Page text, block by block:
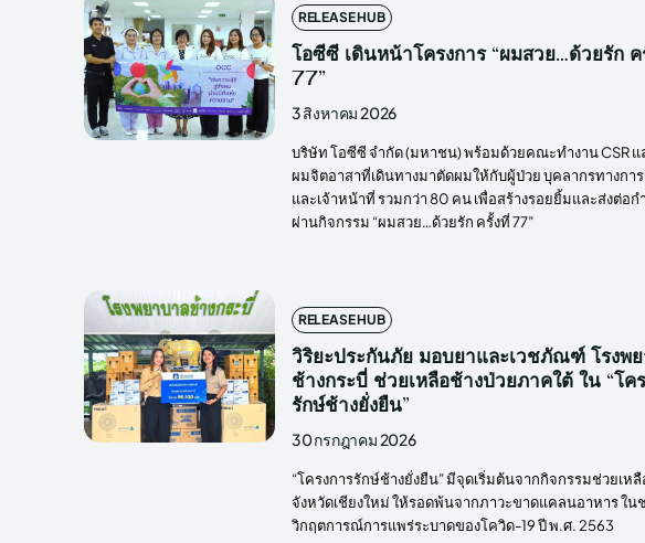
RELEASE HUB
โอซีซี เดินหน้าโครงการ “ผมสวย…ด้วยรัก ค
77”
3 สิงหาคม 2026
บริษัท โอซีซี จำกัด (มหาชน) พร้อมด้วยคณะทำงาน CSR
ผมจิตอาสาที่เดินทางมาตัดผมให้กับผู้ป่วย บุคลากรทางกา
และเจ้าหน้าที่ รวมกว่า 80 คน เพื่อสร้างรอยยิ้มและส่งต่อก
ผ่านกิจกรรม “ผมสวย…ด้วยรัก ครั้งที่ 77”
RELEASE HUB
วิริยะประกันภัย มอบยาและเวชภัณฑ์ โรงพ
ช้างกระบี่ ช่วยเหลือช้างป่วยภาคใต้ ใน “โค
รักษ์ช้างยั่งยืน”
30 กรกฎาคม 2026
“โครงการรักษ์ช้างยั่งยืน” มีจุดเริ่มต้นจากกิจกรรมช่วยเห
จังหวัดเชียงใหม่ ให้รอดพ้นจากภาวะขาดแคลนอาหาร ใน
วิกฤตการณ์การแพร่ระบาดของโควิด-19 ปี พ.ศ. 2563